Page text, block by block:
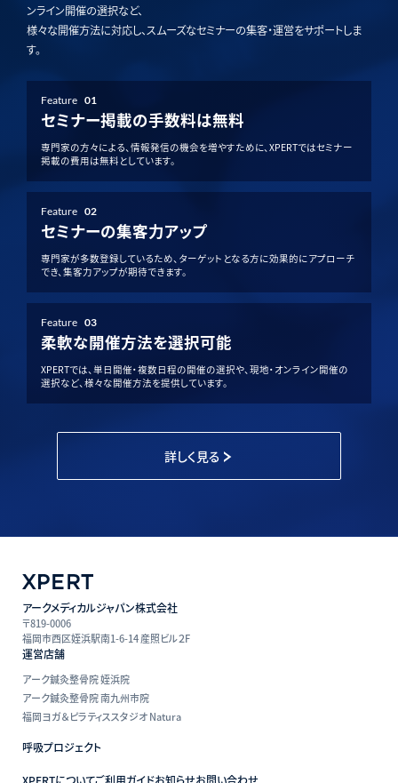
ンライン開催の選択など、
様々な開催方法に対応し、スムーズなセミナーの集客・運営をサポートしま
す。
Feature 01
セミナー掲載の手数料は無料
専門家の方々による、情報発信の機会を増やすために、XPERTではセミナー
掲載の費用は無料としています。
Feature 02
セミナーの集客力アップ
専門家が多数登録しているため、ターゲットとなる方に効果的にアプローチ
でき、集客力アップが期待できます。
Feature 03
柔軟な開催方法を選択可能
XPERTでは、単日開催・複数日程の開催の選択や、現地・オンライン開催の
選択など、様々な開催方法を提供しています。
詳しく見る
アークメディカルジャパン株式会社
〒819-0006
福岡市西区姪浜駅南1-6-14 産照ビル２F
運営店舗
アーク鍼灸整骨院 姪浜院
アーク鍼灸整骨院 南九州市院
福岡ヨガ＆ピラティススタジオ Natura
呼吸プロジェクト
XPERTについてご利用ガイドお知らせお問い合わせ